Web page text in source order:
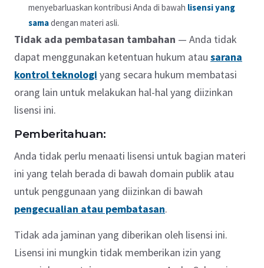
menyebarluaskan kontribusi Anda di bawah lisensi yang
samadengan materi asli.
Tidak ada pembatasan tambahan — Anda tidak
dapat menggunakan ketentuan hukum atau sarana
kontrol teknologi yang secara hukum membatasi
orang lain untuk melakukan hal-hal yang diizinkan
lisensi ini.
Pemberitahuan:
Anda tidak perlu menaati lisensi untuk bagian materi
ini yang telah berada di bawah domain publik atau
untuk penggunaan yang diizinkan di bawah
pengecualian atau pembatasan.
Tidak ada jaminan yang diberikan oleh lisensi ini.
Lisensi ini mungkin tidak memberikan izin yang